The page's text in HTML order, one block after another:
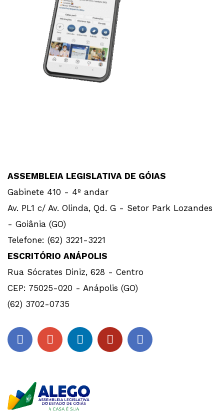
ASSEMBLEIA LEGISLATIVA DE GÓIAS
Gabinete 410 - 4º andar
Av. PL1 c/ Av. Olinda, Qd. G - Setor Park Lozandes
- Goiânia (GO)
Telefone: (62) 3221-3221
ESCRITÓRIO ANÁPOLIS
Rua Sócrates Diniz, 628 - Centro
CEP: 75025-020 - Anápolis (GO)
(62) 3702-0735